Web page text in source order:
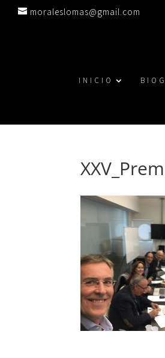
moraleslomas@gmail.com
INICIO